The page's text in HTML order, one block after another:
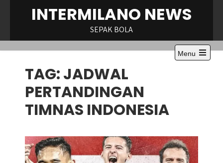
INTERMILANO NEWS
SEPAK BOLA
Menu
Open
TAG:JADWAL
PERTANDINGAN
TIMNAS INDONESIA